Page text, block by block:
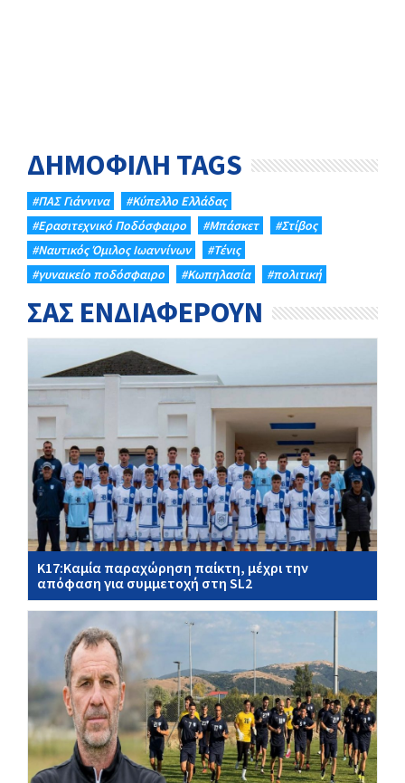
ΔΗΜΟΦΙΛΗ TAGS
#ΠΑΣ Γιάννινα
#Κύπελλο Ελλάδας
#Eρασιτεχνικό Ποδόσφαιρο
#Μπάσκετ
#Στίβος
#Ναυτικός Όμιλος Ιωαννίνων
#Τένις
#γυναικείο ποδόσφαιρο
#Κωπηλασία #πολιτική
ΣΑΣ ΕΝΔΙΑΦΕΡΟΥΝ
Κ17:Καμία παραχώρηση παίκτη, μέχρι την
απόφαση για συμμετοχή στη SL2